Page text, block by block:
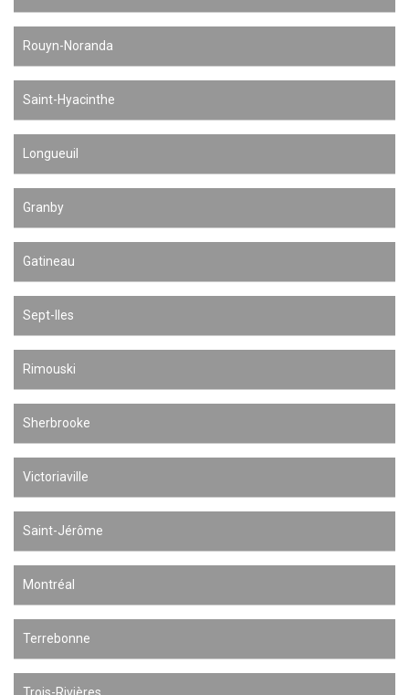
Rouyn-Noranda
Saint-Hyacinthe
Longueuil
Granby
Gatineau
Sept-Iles
Rimouski
Sherbrooke
Victoriaville
Saint-Jérôme
Montréal
Terrebonne